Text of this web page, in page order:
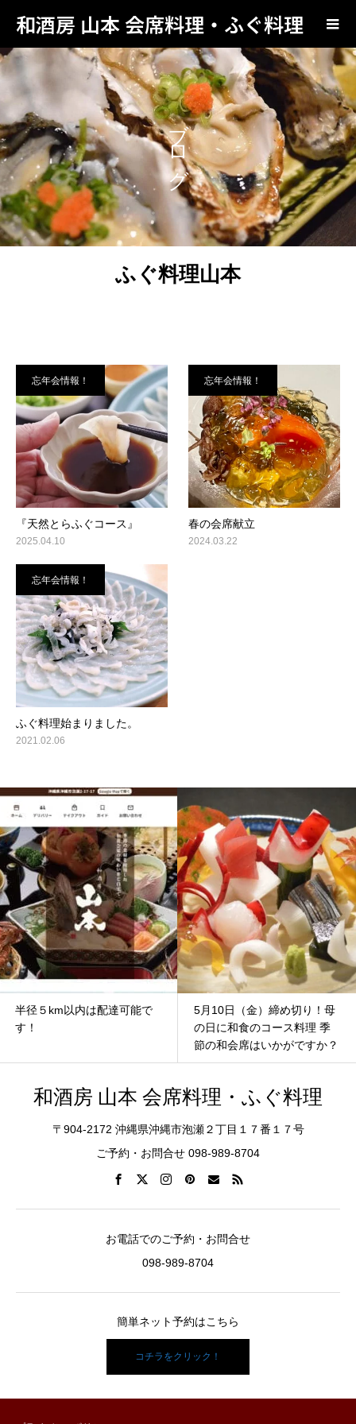
和酒房 山本 会席料理・ふぐ料理
ブログ
ふぐ料理山本
忘年会情報！
『天然とらふぐコース』
2025.04.10
忘年会情報！
春の会席献立
2024.03.22
忘年会情報！
ふぐ料理始まりました。
2021.02.06
半径５km以内は配達可能で
す！
5月10日（金）締め切り！母
の日に和食のコース料理 季
節の和会席はいかがですか？
和酒房 山本 会席料理・ふぐ料理
〒904-2172 沖縄県沖縄市泡瀬２丁目１７番１７号
ご予約・お問合せ 098-989-8704
お電話でのご予約・お問合せ
098-989-8704
簡単ネット予約はこちら
コチラをクリック！